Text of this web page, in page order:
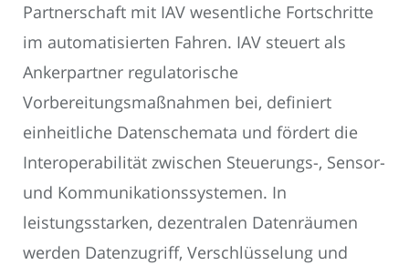
Partnerschaft mit IAV wesentliche Fortschritte
im automatisierten Fahren. IAV steuert als
Ankerpartner regulatorische
Vorbereitungsmaßnahmen bei, definiert
einheitliche Datenschemata und fördert die
Interoperabilität zwischen Steuerungs-, Sensor-
und Kommunikationssystemen. In
leistungsstarken, dezentralen Datenräumen
werden Datenzugriff, Verschlüsselung und